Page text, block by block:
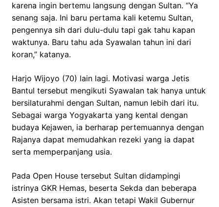
karena ingin bertemu langsung dengan Sultan. “Ya
senang saja. Ini baru pertama kali ketemu Sultan,
pengennya sih dari dulu-dulu tapi gak tahu kapan
waktunya. Baru tahu ada Syawalan tahun ini dari
koran,” katanya.
Harjo Wijoyo (70) lain lagi. Motivasi warga Jetis
Bantul tersebut mengikuti Syawalan tak hanya untuk
bersilaturahmi dengan Sultan, namun lebih dari itu.
Sebagai warga Yogyakarta yang kental dengan
budaya Kejawen, ia berharap pertemuannya dengan
Rajanya dapat memudahkan rezeki yang ia dapat
serta memperpanjang usia.
Pada Open House tersebut Sultan didampingi
istrinya GKR Hemas, beserta Sekda dan beberapa
Asisten bersama istri. Akan tetapi Wakil Gubernur